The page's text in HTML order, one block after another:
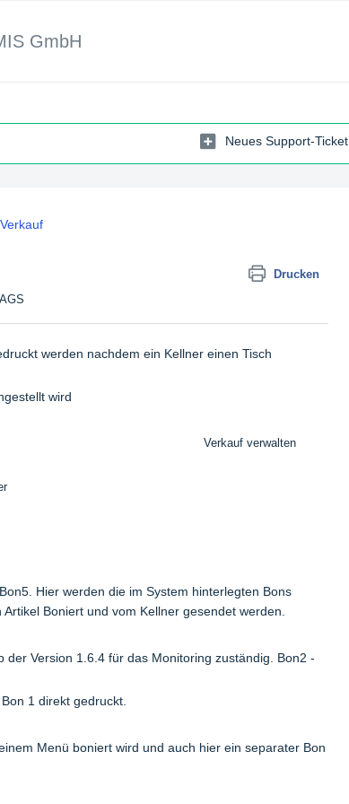
GmbH
Neues Support-Ticket
Drucken
werden nachdem ein Kellner einen Tisch
wird
Verkauf verwalten
Hier werden die im System hinterlegten Bons
Boniert und vom Kellner gesendet werden.
Version 1.6.4 für das Monitoring zuständig. Bon2 -
1 direkt gedruckt.
Menü boniert wird und auch hier ein separater Bon